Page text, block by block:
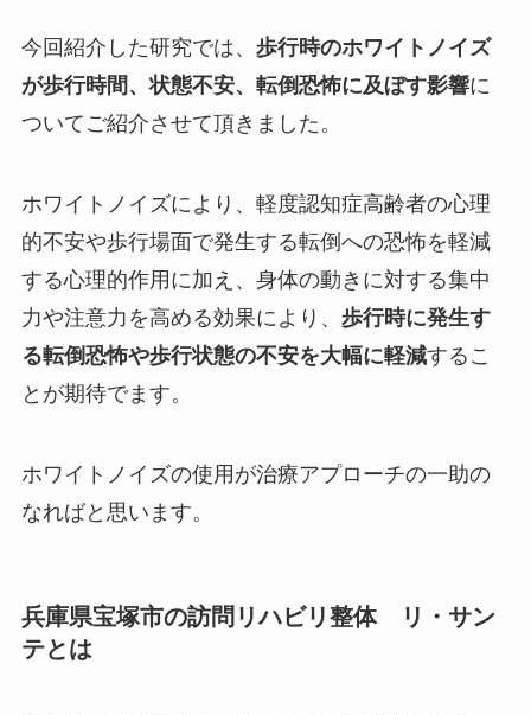
今回紹介した研究では、 歩行時のホワイトノイズ
が歩行時間、状態不安、転倒恐怖に及ぼす影響に
ついてご紹介させて頂きました。
ホワイトノイズにより、軽度認知症高齢者の心理
的不安や歩行場面で発生する転倒への恐怖を軽減
する心理的作用に加え、身体の動きに対する集中
力や注意力を高める効果により、 歩行時に発生す
る転倒恐怖や歩行状態の不安を大幅に軽減するこ
とが期待でます。
ホワイトノイズの使用が治療アプローチの一助の
なればと思います。
兵庫県宝塚市の訪問リハビリ整体 リ・サン
テとは